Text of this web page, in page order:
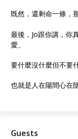
既然，還剩命一條，
最後，Jo跟你講，你
愛、
要什麼沒什麼但不要
也就是人在陽間心在
Guests